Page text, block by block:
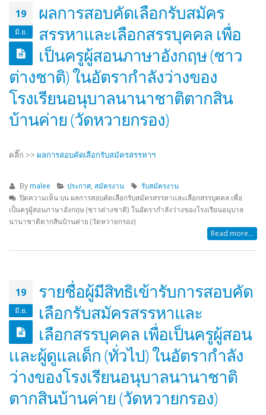
19
มิ.ย.
ผลการสอบคัดเลือกรับสมัคร
สรรหาและเลือกสรรบุคคล เพื่อ
เป็นครูผู้สอนภาษาอังกฤษ (ชาว
ต่างชาติ) ในอัตรากำลังว่างของ
โรงเรียนอนุบาลนานาชาติตากสิน
บ้านค่าย (วัดหวายกรอง)
คลิ๊ก >> ผลการสอบคัดเลือกรับสมัครสรรหาฯ
By malee ประกาศ ,สมัครงาน
รับสมัครงาน
ปิดความเห็นบน ผลการสอบคัดเลือกรับสมัครสรรหาและเลือกสรรบุคคล เพื่อ
เป็นครูผู้สอนภาษาอังกฤษ (ชาวต่างชาติ) ในอัตรากำลังว่างของโรงเรียนอนุบาล
นานาชาติตากสินบ้านค่าย (วัดหวายกรอง)
Read more...
19
มิ.ย.
รายชื่อผู้มีสิทธิเข้ารับการสอบคัด
เลือกรับสมัครสรรหาและ
เลือกสรรบุคคล เพื่อเป็นครูผู้สอน
เเละผู้ดูแลเด็ก (ทั่วไป) ในอัตรากำลัง
ว่างของโรงเรียนอนุบาลนานาชาติ
ตากสินบ้านค่าย (วัดหวายกรอง)